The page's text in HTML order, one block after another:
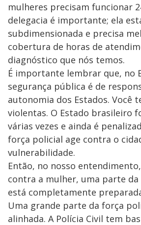
mulheres precisam funcionar
delegacia é importante; ela
subdimensionada e precisa
cobertura de horas de
diagnóstico que nós temos.
É importante lembrar que, no
segurança pública é de
autonomia dos Estados. Você
violentas. O Estado brasileiro
várias vezes e ainda é
força policial age contra o
vulnerabilidade.
Então, no nosso
contra a mulher, uma parte
está completamente
Uma grande parte da força
alinhada. A Polícia Civil tem